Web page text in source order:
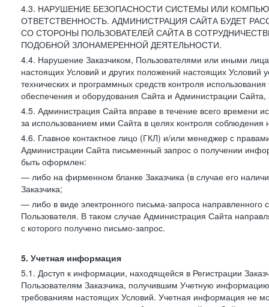
4.3. НАРУШЕНИЕ БЕЗОПАСНОСТИ СИСТЕМЫ ИЛИ
ОТВЕТСТВЕННОСТЬ. АДМИНИСТРАЦИЯ САЙТА БУДЕТ
СО СТОРОНЫ ПОЛЬЗОВАТЕЛЕЙ САЙТА В
ПОДОБНОЙ ЗЛОНАМЕРЕННОЙ ДЕЯТЕЛЬНОСТИ.
4.4. Нарушение Заказчиком, Пользователями или иными
настоящих Условий и других положений настоящих Условий
технических и программных средств контроля
обеспечения и оборудования Сайта и Администрации
4.5. Администрация Сайта вправе в течение всего времени
за использованием ими Сайта в целях контроля
4.6. Главное контактное лицо (ГКЛ) и/или менеджер с
Администрации Сайта письменный запрос о получении
быть оформлен:
— либо на фирменном бланке Заказчика (в случае его
Заказчика;
— либо в виде электронного письма-запроса направленного
Пользователя. В таком случае Администрация Сайта
с которого получено письмо-запрос.
5. Учетная информация
5.1. Доступ к информации, находящейся в Регистрации
Пользователям Заказчика, получившим Учетную
требованиям настоящих Условий. Учетная информация не